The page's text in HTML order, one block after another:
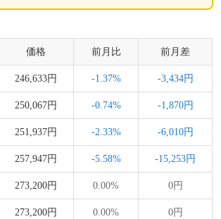
価格 前月比 前月差
246,633円 -1.37% -3,434円
250,067円 -0.74% -1,870円
251,937円 -2.33% -6,010円
257,947円 -5.58% -15,253円
273,200円 0.00% 0円
273,200円 0.00% 0円